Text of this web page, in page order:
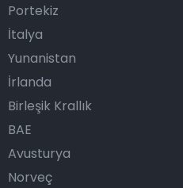
Portekiz
İtalya
Yunanistan
İrlanda
Birleşik Krallık
BAE
Avusturya
Norveç